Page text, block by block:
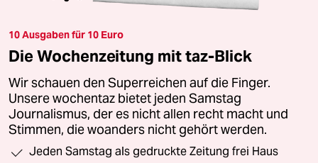
10 Ausgaben für 10 Euro
Die Wochenzeitung mit taz-Blick
Wir schauen den Superreichen auf die Finger.
Unsere wochentaz bietet jeden Samstag
Journalismus, der es nicht allen recht macht und
Stimmen, die woanders nicht gehört werden.
Jeden Samstag als gedruckte Zeitung frei Haus